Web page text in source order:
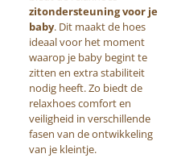
zitondersteuning voor je
baby. Dit maakt de hoes
ideaal voor het moment
waarop je baby begint te
zitten en extra stabiliteit
nodig heeft. Zo biedt de
relaxhoes comfort en
veiligheid in verschillende
fasen van de ontwikkeling
van je kleintje.